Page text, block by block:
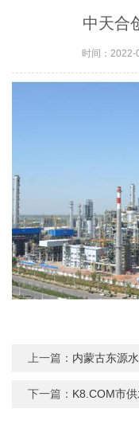
中天合
时间：2022-
上一篇： 内蒙古东源
下一篇： K8.COM市